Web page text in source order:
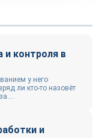
контроля в
у него
ли кто-то назовёт
и